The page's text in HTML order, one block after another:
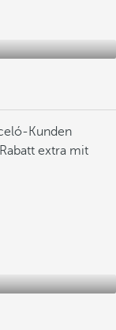
Kunden
extra mit